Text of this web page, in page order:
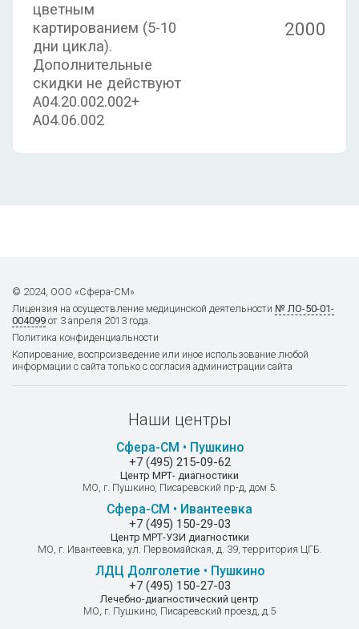
цветным
картированием (5-10
дни цикла).
Дополнительные
скидки не действуют
A04.20.002.002+
A04.06.002
2000
© 2024, ООО «Сфера-СМ»
Лицензия на осуществление медицинской деятельности № ЛО-50-01-
004099 от 3 апреля 2013 года.
Политика конфиденциальности
Копирование, воспроизведение или иное использование любой
информации с сайта только с согласия администрации сайта
Наши центры
Сфера-СМ • Пушкино
+7 (495) 215-09-62
Центр МРТ- диагностики
МО, г. Пушкино, Писаревский пр-д, дом 5.
Сфера-СМ • Ивантеевка
+7 (495) 150-29-03
Центр МРТ-УЗИ диагностики
МО, г. Ивантеевка, ул. Первомайская, д. 39, территория ЦГБ.
ЛДЦ Долголетие • Пушкино
+7 (495) 150-27-03
Лечебно-диагностический центр
МО, г. Пушкино, Писаревский проезд, д.5